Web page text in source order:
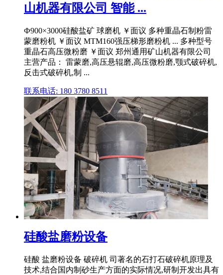
山机器有限公司 智能 ...
Ф900×3000硅酸盐矿 球磨机 ￥面议 多种重晶石制粉雷
蒙磨粉机 ￥面议 MTM160强压梯形磨粉机 ... 多种型号
重晶石高压微粉磨 ￥面议 郑州通用矿山机器有限公司
主营产品： 雷蒙磨,高压悬辊磨,高压微粉磨,颚式破碎机,
反击式破碎机,制 ...
联系电话: 180 3780 8511
硅酸盐磨粉设备
硅酸 盐磨粉设备 破碎机 司著名的石打石破碎机原理及
技术,结合国内制砂生产方面的实际情况,研制开发出具有